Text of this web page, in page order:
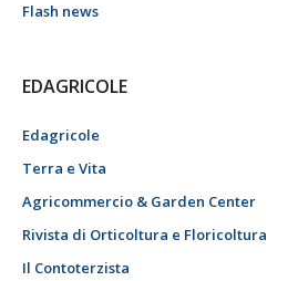
Flash news
EDAGRICOLE
Edagricole
Terra e Vita
Agricommercio & Garden Center
Rivista di Orticoltura e Floricoltura
Il Contoterzista